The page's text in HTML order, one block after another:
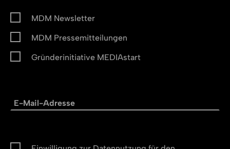
MDM Newsletter
MDM Pressemitteilungen
Gründerinitiative MEDIAstart